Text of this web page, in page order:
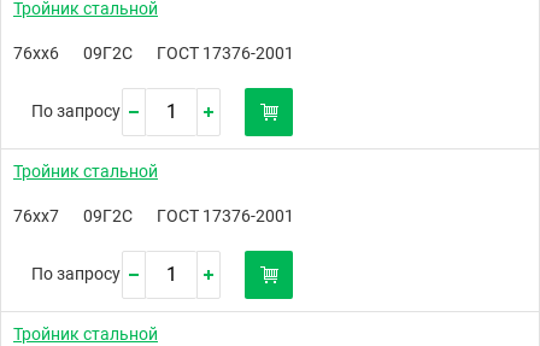
Тройник стальной
76хх6 09Г2С ГОСТ 17376-2001
По запросу
Тройник стальной
76хх7 09Г2С ГОСТ 17376-2001
По запросу
Тройник стальной